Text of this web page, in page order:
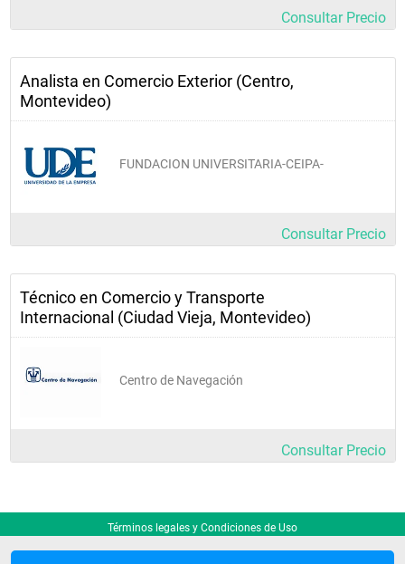
Negociación
Operativa Aduanera
Portugués II
Portugués III
Tercer Año
Finanzas Internacionales
Consultar Precio
Analista en Comercio Exterior (Centro,
Montevideo)
FUNDACION UNIVERSITARIA-CEIPA-
Consultar Precio
Técnico en Comercio y Transporte
Internacional (Ciudad Vieja, Montevideo)
Centro de Navegación
Consultar Precio
Términos legales y Condiciones de Uso